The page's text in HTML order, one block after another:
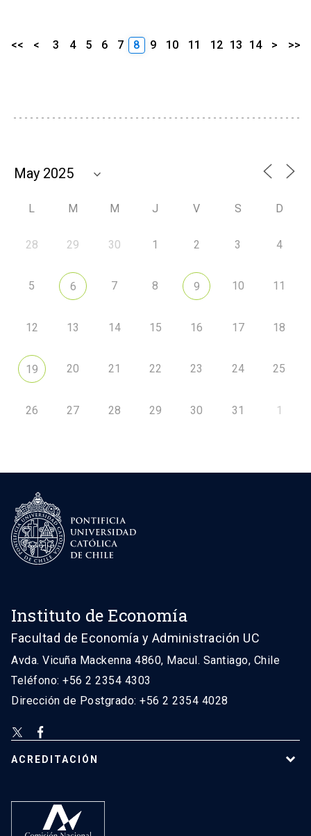
<< < 3 4 5 6 7 8 9 10 11 12 13 14 > >>
L M M J V S D
28 29 30 1 2 3 4
5 6 7 8 9 10 11
12 13 14 15 16 17 18
19 20 21 22 23 24 25
26 27 28 29 30 31 1
Instituto de Economía
Facultad de Economía y Administración UC
Avda. Vicuña Mackenna 4860, Macul. Santiago, Chile
Teléfono: +56 2 2354 4303
Dirección de Postgrado: +56 2 2354 4028
ACREDITACIÓN